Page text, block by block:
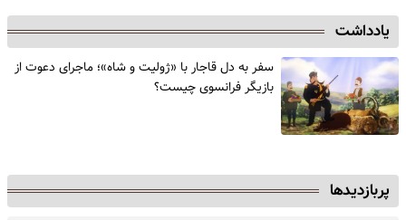
یادداشت
سفر به دل قاجار با «ژولیت و شاه»؛ ماجرای دعوت از
‌بازیگر فرانسوی چیست؟
پربازدیدها